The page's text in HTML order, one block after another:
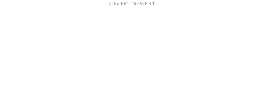
ADVERTISEMENT